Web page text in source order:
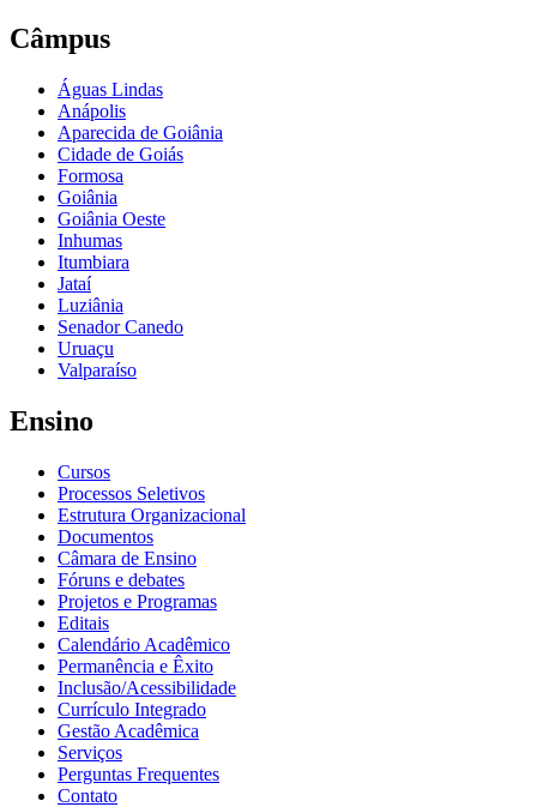
Câmpus
Águas Lindas
Anápolis
Aparecida de Goiânia
Cidade de Goiás
Formosa
Goiânia
Goiânia Oeste
Inhumas
Itumbiara
Jataí
Luziânia
Senador Canedo
Uruaçu
Valparaíso
Ensino
Cursos
Processos Seletivos
Estrutura Organizacional
Documentos
Câmara de Ensino
Fóruns e debates
Projetos e Programas
Editais
Calendário Acadêmico
Permanência e Êxito
Inclusão/Acessibilidade
Currículo Integrado
Gestão Acadêmica
Serviços
Perguntas Frequentes
Contato